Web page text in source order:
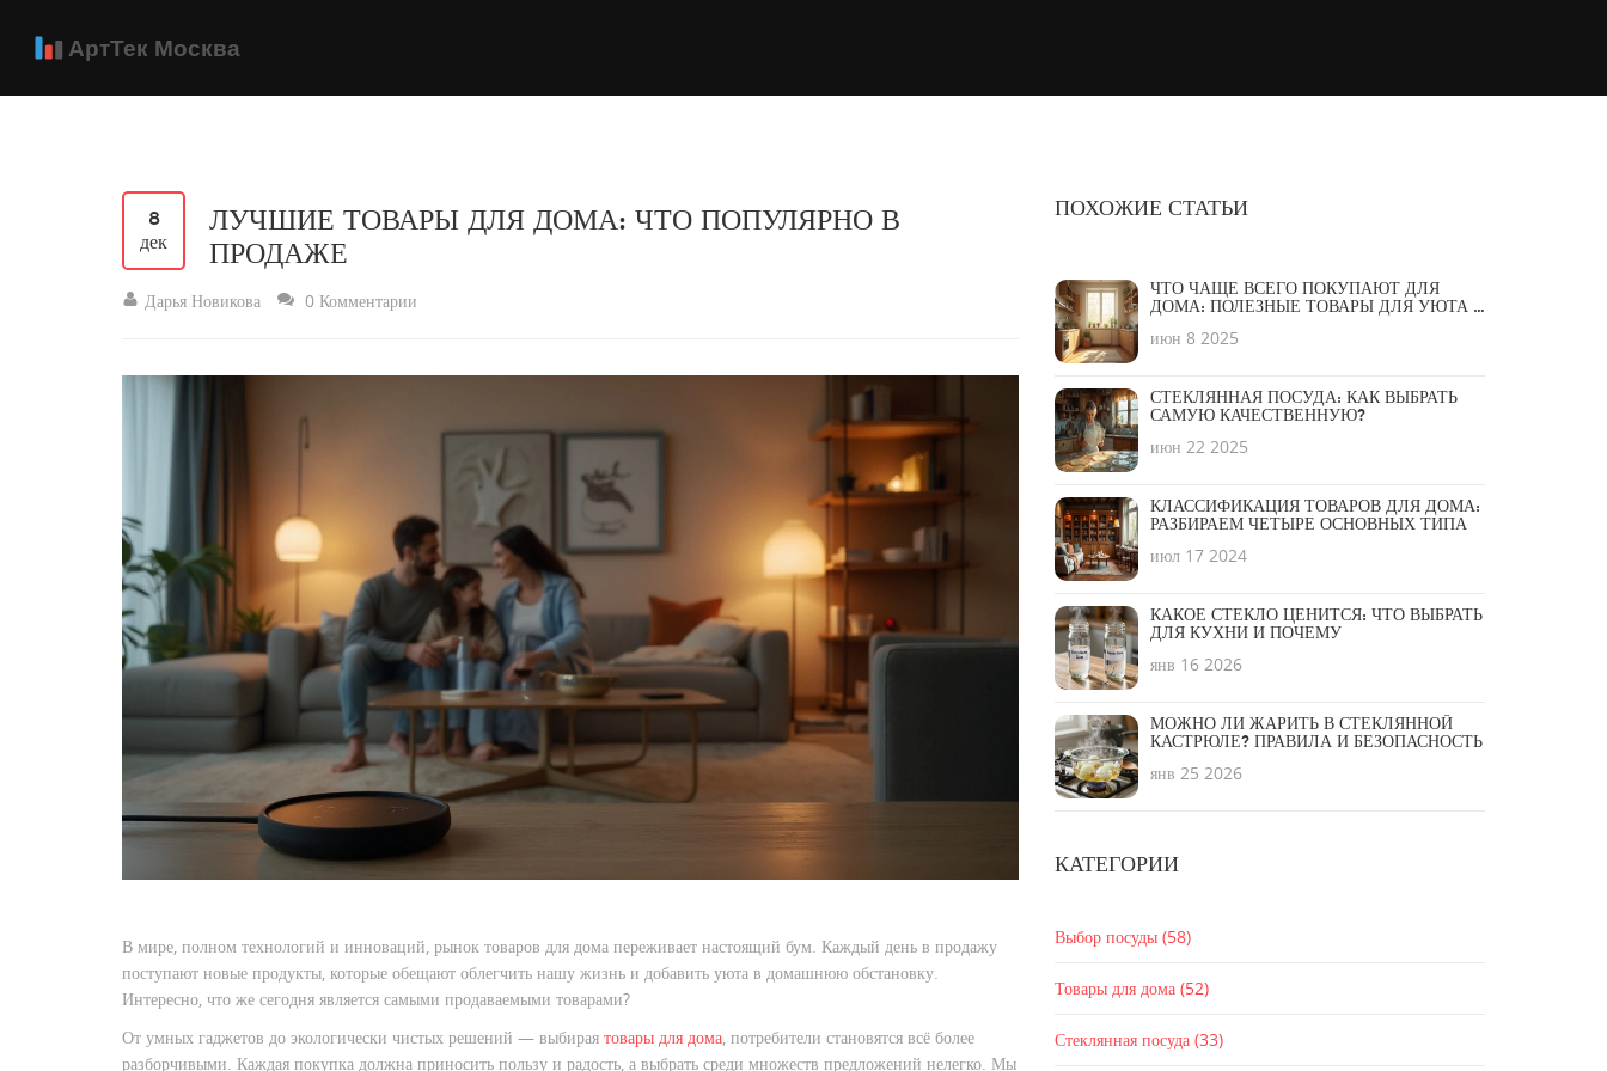
8
дек
ЛУЧШИЕ ТОВАРЫ ДЛЯ ДОМА: ЧТО ПОПУЛЯРНО В
ПРОДАЖЕ
Дарья Новикова 0 Комментарии
В мире, полном технологий и инноваций, рынок товаров для дома переживает настоящий бум. Каждый день в продажу
поступают новые продукты, которые обещают облегчить нашу жизнь и добавить уюта в домашнюю обстановку.
Интересно, что же сегодня является самыми продаваемыми товарами?
От умных гаджетов до экологически чистых решений — выбирая товары для дома, потребители становятся всё более
разборчивыми. Каждая покупка должна приносить пользу и радость, а выбрать среди множеств предложений нелегко. Мы
ПОХОЖИЕ СТАТЬИ
ЧТО ЧАЩЕ ВСЕГО ПОКУПАЮТ ДЛЯ
ДОМА: ПОЛЕЗНЫЕ ТОВАРЫ ДЛЯ УЮТА И
июн 8 2025
СТЕКЛЯННАЯ ПОСУДА: КАК ВЫБРАТЬ
САМУЮ КАЧЕСТВЕННУЮ?
июн 22 2025
КЛАССИФИКАЦИЯ ТОВАРОВ ДЛЯ ДОМА:
РАЗБИРАЕМ ЧЕТЫРЕ ОСНОВНЫХ ТИПА
июл 17 2024
КАКОЕ СТЕКЛО ЦЕНИТСЯ: ЧТО ВЫБРАТЬ
ДЛЯ КУХНИ И ПОЧЕМУ
янв 16 2026
МОЖНО ЛИ ЖАРИТЬ В СТЕКЛЯННОЙ
КАСТРЮЛЕ? ПРАВИЛА И БЕЗОПАСНОСТЬ
янв 25 2026
КАТЕГОРИИ
Выбор посуды (58)
Товары для дома (52)
Стеклянная посуда (33)